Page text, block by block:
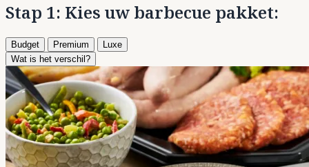
Stap 1: Kies uw barbecue pakket:
Budget Premium
Luxe
Wat is het verschil?